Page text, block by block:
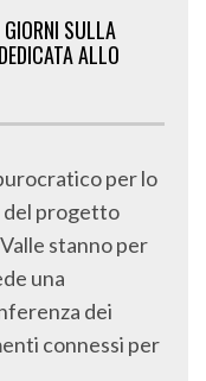
SULLA
ALLO
per lo
del progetto
stanno per
una
dei
connessi per